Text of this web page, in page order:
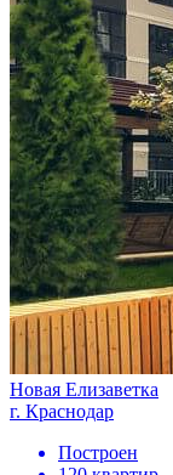
Новая Елизаветка
г. Краснодар
Построен